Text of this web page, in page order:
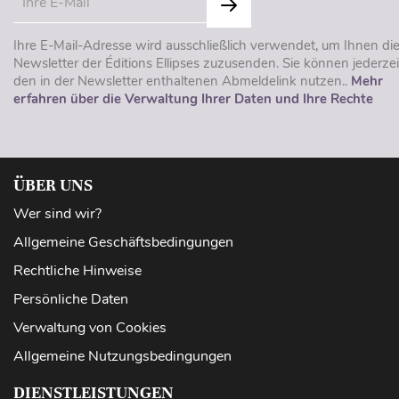
Ihre E-Mail-Adresse wird ausschließlich verwendet, um Ihnen die
Newsletter der Éditions Ellipses zuzusenden. Sie können
den in der Newsletter enthaltenen Abmeldelink nutzen.. Mehr
erfahren über die Verwaltung Ihrer Daten und Ihre Rechte
ÜBER UNS
Wer sind wir?
Allgemeine Geschäftsbedingungen
Rechtliche Hinweise
Persönliche Daten
Verwaltung von Cookies
Allgemeine Nutzungsbedingungen
DIENSTLEISTUNGEN